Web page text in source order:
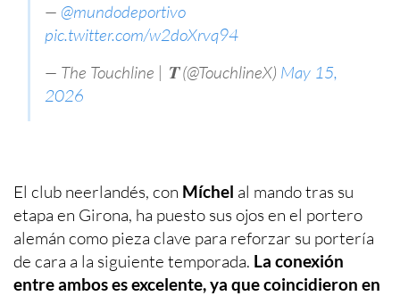
— @mundodeportivo
pic.twitter.com/w2doXrvq94
— The Touchline | 𝐓 (@TouchlineX) May 15,
2026
El club neerlandés, con Míchel al mando tras su
etapa en Girona, ha puesto sus ojos en el portero
alemán como pieza clave para reforzar su portería
de cara a la siguiente temporada. La conexión
entre ambos es excelente, ya que coincidieron en